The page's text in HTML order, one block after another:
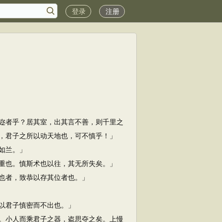
登录 注册
乎？居其室，出其言不善，则千里之
子之所以动天地也，可不慎乎！」
。」
。慎斯术也以往，其无所失矣。」
，致恭以存其位者也。」
子慎密而不出也。」
人而乘君子之器，盗思夺之矣。上慢